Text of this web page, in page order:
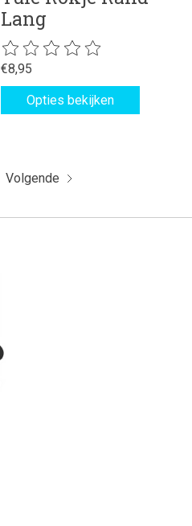
Lang
De beoordeling van dit product is
€8,95
Opties bekijken
Volgende